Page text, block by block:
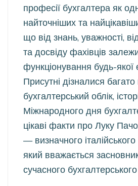
професії бухгалтера як
найточніших та
що від знань, уважності,
та досвіду фахівців
функціонування будь-якої
Присутні дізналися
бухгалтерський облік,
Міжнародного дня
цікаві факти про Луку
— визначного
який вважається
сучасного бухгалтерського